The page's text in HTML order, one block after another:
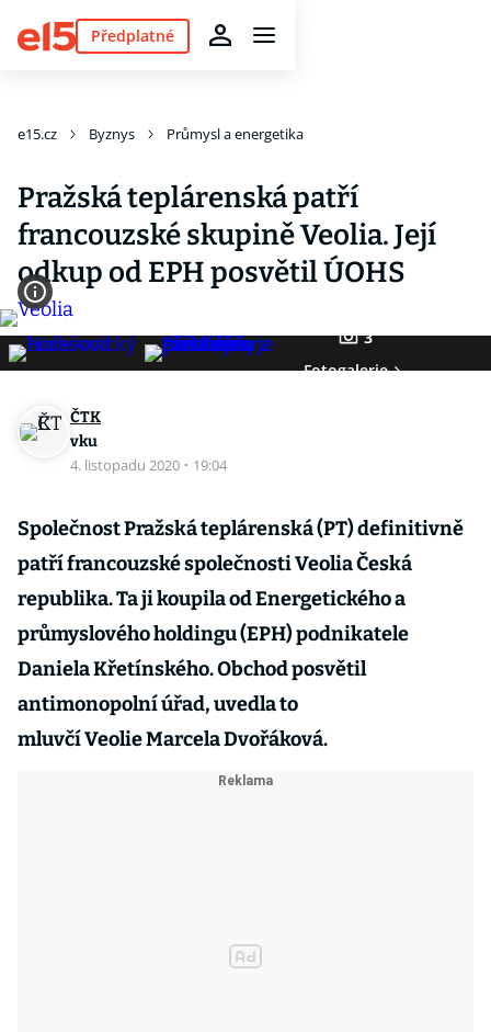
Předplatné
e15.cz Byznys Průmysl a energetika
Pražská teplárenská patří
francouzské skupině Veolia. Její
odkup od EPH posvětil ÚOHS
3
Fotogalerie
ČTK
vku
4. listopadu 2020 · 19:04
Společnost Pražská teplárenská (PT) definitivně
patří francouzské společnosti Veolia Česká
republika. Ta ji koupila od Energetického a
průmyslového holdingu (EPH) podnikatele
Daniela Křetínského. Obchod posvětil
antimonopolní úřad, uvedla to
mluvčí Veolie Marcela Dvořáková.